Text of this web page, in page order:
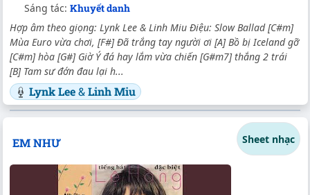
Sáng tác: Khuyết danh
Hợp âm theo giọng: Lynk Lee & Linh Miu Điệu: Slow Ballad [C#m]
Mùa Euro vừa chơi, [F#] Đã trắng tay người ơi [A] Bồ bị Iceland gỡ
[C#m] hòa [G#] Giờ Ý đá hay lắm vừa chiến [G#m7] thắng 2 trái
[B] Tam sư đớn đau lại h...
Lynk Lee&Linh Miu
EM NHƯ Sheet nhạc